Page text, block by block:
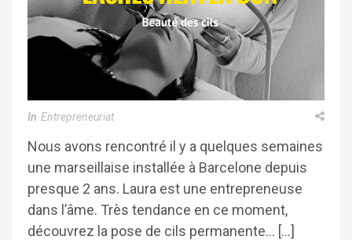
In Entrepreneuriat
Nous avons rencontré il y a quelques semaines
une marseillaise installée à Barcelone depuis
presque 2 ans. Laura est une entrepreneuse
dans l’âme. Très tendance en ce moment,
découvrez la pose de cils permanente… […]